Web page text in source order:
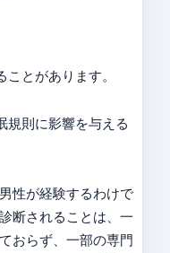
とがあります。
規則に影響を与える
性が経験するわけで
断されることは、一
おらず、一部の専門